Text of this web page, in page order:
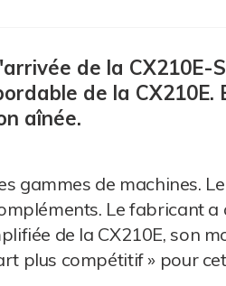
de la CX210E-
de la CX210E.
aînée.
gammes de machines.
Le fabricant a
de la CX210E, son
plus compétitif » pour